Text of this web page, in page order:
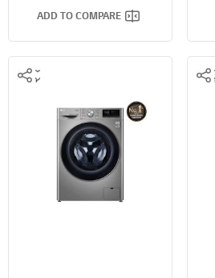
إضافة قطع الملابسADD TO COMPARE